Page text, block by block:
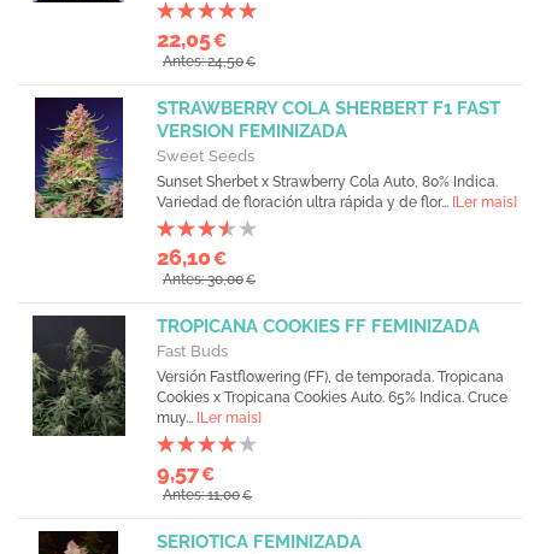
22,05€
Antes: 24,50€
STRAWBERRY COLA SHERBERT F1 FAST
VERSION FEMINIZADA
Sweet Seeds
Sunset Sherbet x Strawberry Cola Auto, 80% Indica.
Variedad de floración ultra rápida y de flor... [Ler mais]
26,10€
Antes: 30,00€
TROPICANA COOKIES FF FEMINIZADA
Fast Buds
Versión Fastflowering (FF), de temporada. Tropicana
Cookies x Tropicana Cookies Auto. 65% Indica. Cruce
muy... [Ler mais]
9,57€
Antes: 11,00€
SERIOTICA FEMINIZADA